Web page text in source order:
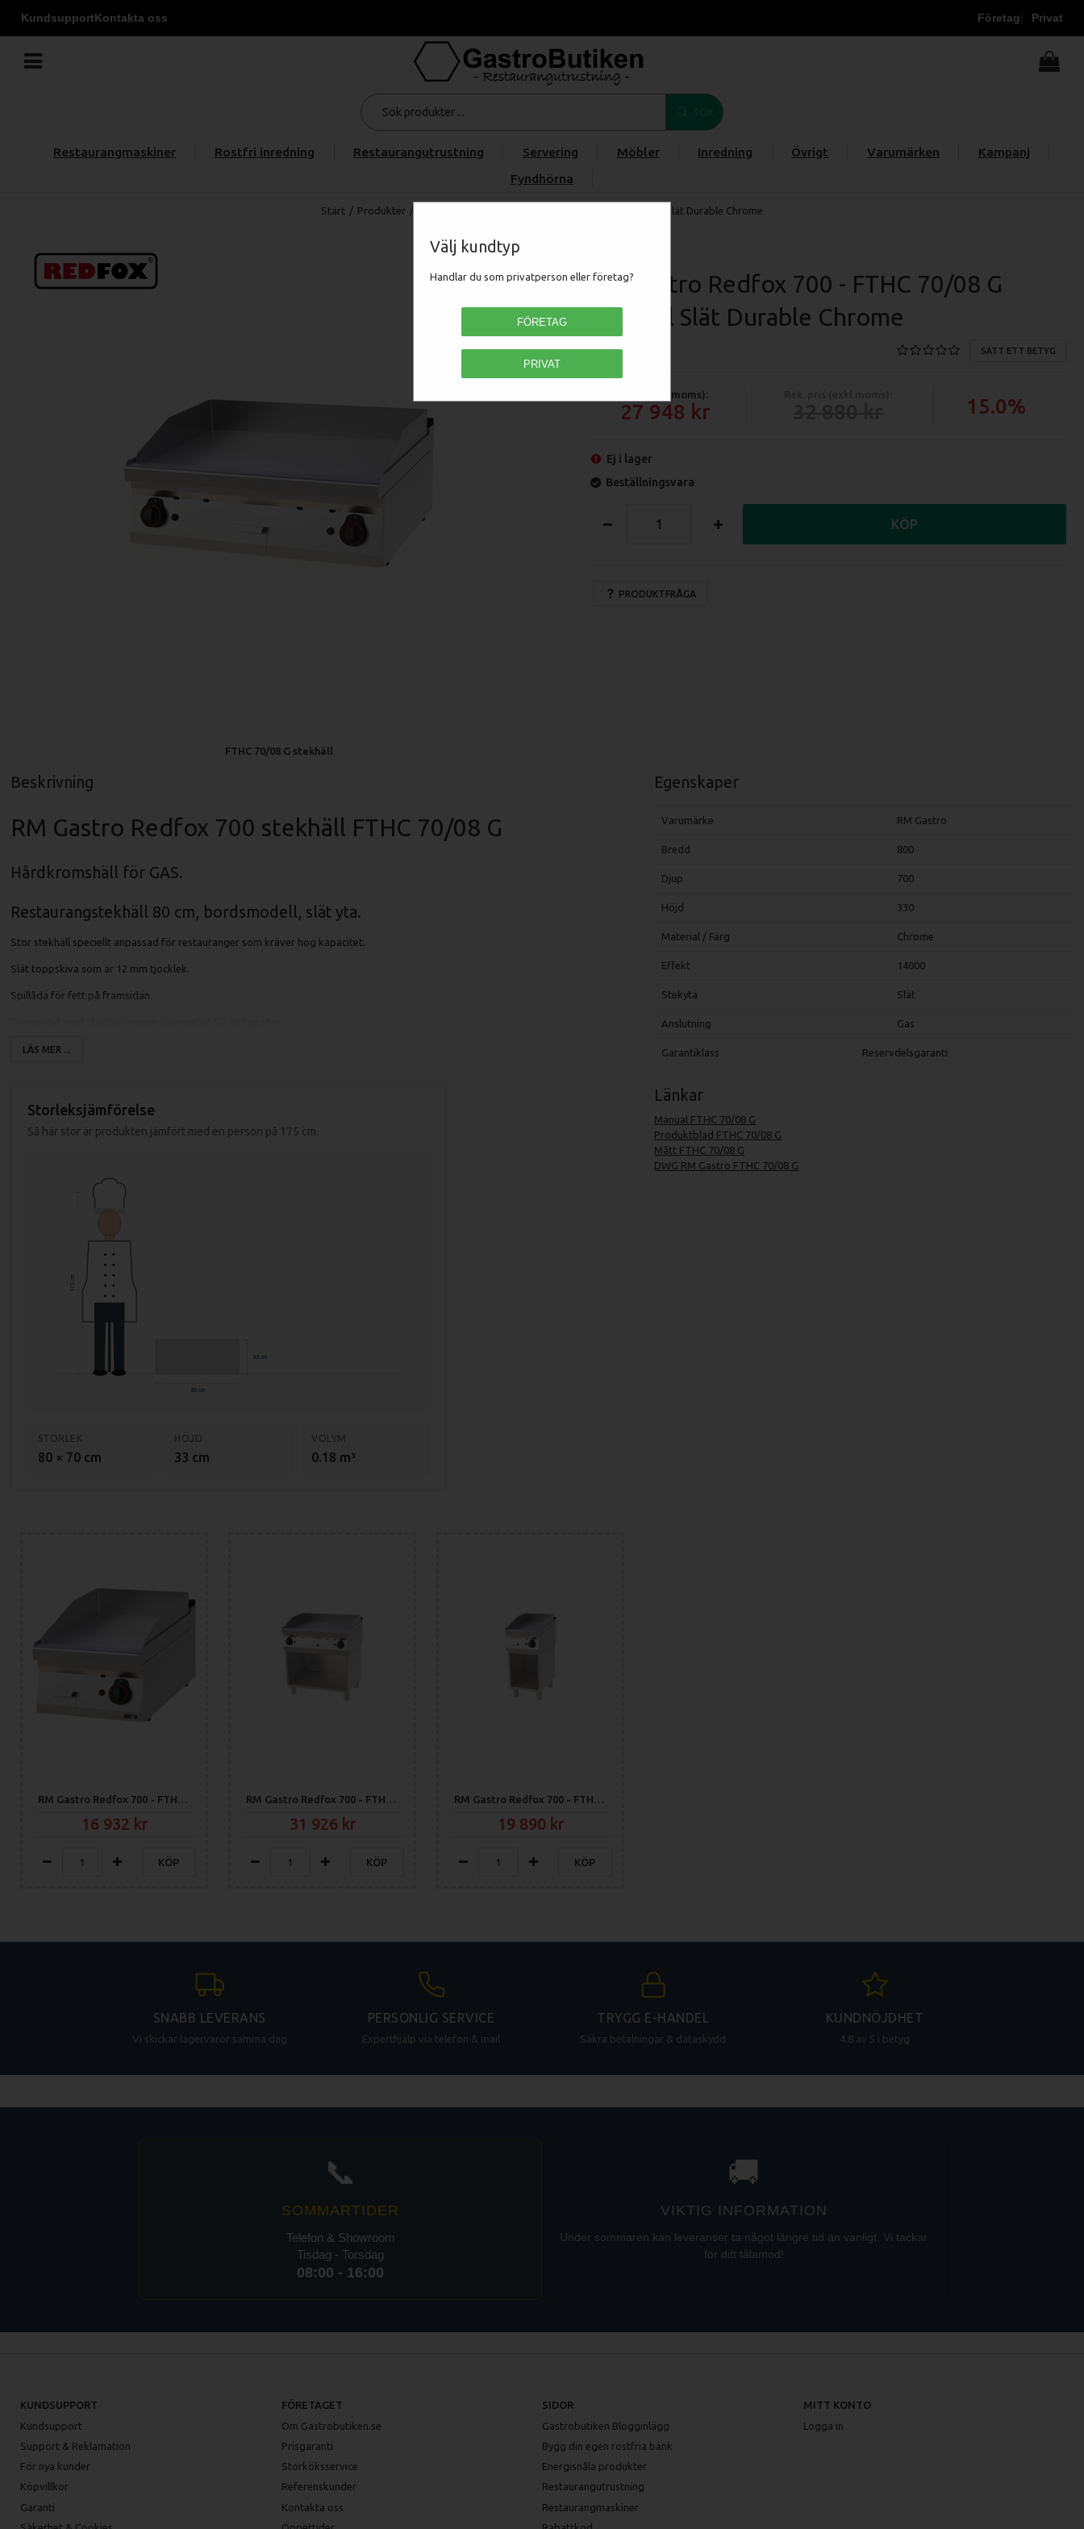
KundsupportKontakta oss Företag Privat
Välj kundtyp
Handlar du som privatperson eller företag?
FÖRETAG
PRIVAT
Restaurangmaskiner Rostfri inredning Restaurangutrustning Servering Möbler Inredning Övrigt Varumärken
Kampanj
Fyndhörna
Start / Produkter / RM Gastro Redfox 700 - FTHC 70/08 G Stekhäll Slät Durable Chrome
FTHC 70/08 G stekhäll
RM Gastro Redfox 700 - FTHC 70/08 G
Stekhäll Slät Durable Chrome
00012410 SÄTT ETT BETYG
Pris (exkl moms):
27 948 15.0%
Ej i lager
Beställningsvara
PRODUKTFRÅGA
KÖP
Beskrivning
RM Gastro Redfox 700 stekhäll FTHC 70/08 G
Hårdkromshäll för GAS.
Restaurangstekhäll 80 cm, bordsmodell, slät yta.
Stor stekhäll speciellt anpassad för restauranger som kräver hög kapacitet.
Slät toppskiva som är 12 mm tjocklek.
Spillåda för fett på framsidan.
Stekhällen är tillverkad helt i rostfritt stål.
Ansluts med natugas eller gasol (munstycken medföljer)
Mått (LxBxH): 800x700x330 mm
Mått förpackning: 840x800x390 mm
Effekt: 14000 kW
LÄS MER ...
Egenskaper
Varumärke RM Gastro
Bredd 800
Djup 700
Höjd 330
Material / Färg Chrome
Effekt 14000
Stekyta Slät
Anslutning Gas
Garantiklass Reservdelsgaranti
Storleksjämförelse
Så här stor är produkten jämfört med en person på 175 cm.
175 cm
33 cm
80 cm
STORLEK
80 × 70 cm
HÖJD
33 cm
VOLYM
0.18 m³
Länkar
Manual FTHC 70/08 G
Produktblad FTHC 70/08 G
Mått FTHC 70/08 G
DWG RM Gastro FTHC 70/08 G
16 932
KÖP
31 926
KÖP
19 890
KÖP
SNABB LEVERANS
Vi skickar lagervaror samma dag
PERSONLIG SERVICE
Experthjälp via telefon & mail
TRYGG E-HANDEL
Säkra betalningar & dataskydd
KUNDNÖJDHET
4.8 av 5 i betyg
📞
SOMMARTIDER
Telefon & Showroom
Tisdag - Torsdag
08:00 - 16:00
🚚
VIKTIG INFORMATION
Under sommaren kan leveranser ta något längre tid än vanligt. Vi tackar
för ditt tålamod!
KUNDSUPPORT
Kundsupport
Support & Reklamation
För nya kunder
Köpvillkor
Garanti
FÖRETAGET
Om Gastrobutiken.se
Prisgaranti
Storköksservice
Referenskunder
Kontakta oss
SIDOR
Gastrobutiken Blogginlägg
Bygg din egen rostfria bänk
Energisnåla produkter
Restaurangutrustning
Restaurangmaskiner
MITT KONTO
Logga in